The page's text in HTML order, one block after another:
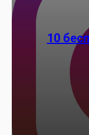
10